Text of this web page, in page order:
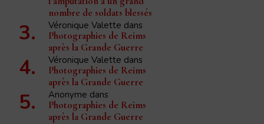
nombre de soldats blessés
Véronique Valette dans
Photographies de Reims
après la Grande Guerre
Véronique Valette dans
Photographies de Reims
après la Grande Guerre
Anonyme dans
Photographies de Reims
après la Grande Guerre